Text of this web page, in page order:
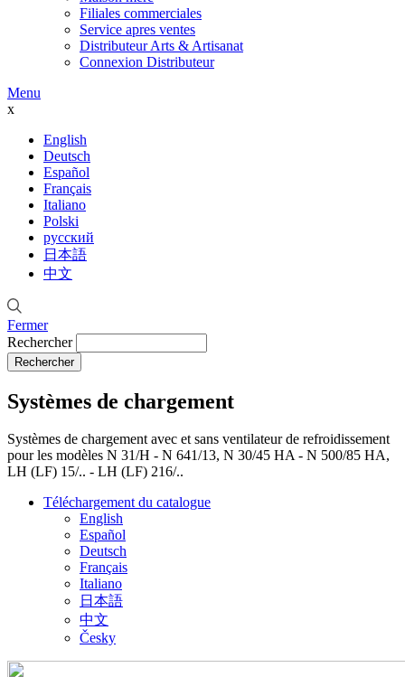
Filiales commerciales
Service apres ventes
Distributeur Arts & Artisanat
Connexion Distributeur
Menu
x
English
Deutsch
Español
Français
Italiano
Polski
русский
日本語
中文
Fermer
Rechercher
Systèmes de chargement
Systèmes de chargement avec et sans ventilateur de refroidissement
pour les modèles N 31/H - N 641/13, N 30/45 HA - N 500/85 HA,
LH (LF) 15/.. - LH (LF) 216/..
Téléchargement du catalogue
English
Español
Deutsch
Français
Italiano
日本語
中文
Česky